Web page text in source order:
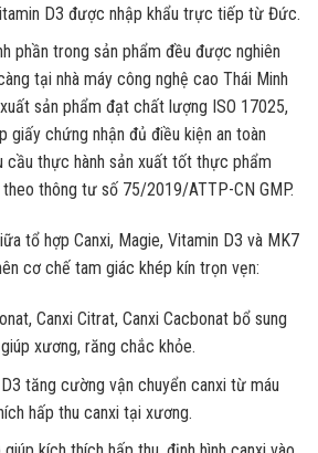
D3 được nhập khẩu trực tiếp từ Đức.
phần trong sản phẩm đều được nghiên
tại nhà máy công nghệ cao Thái Minh
sản phẩm đạt chất lượng ISO 17025,
giấy chứng nhận đủ điều kiện an toàn
cầu thực hành sản xuất tốt thực phẩm
thông tư số 75/2019/ATTP-CN GMP.
tổ hợp Canxi, Magie, Vitamin D3 và MK7
cơ chế tam giác khép kín trọn vẹn:
Canxi Citrat, Canxi Cacbonat bổ sung
xương, răng chắc khỏe.
tăng cường vận chuyển canxi từ máu
hấp thu canxi tại xương.